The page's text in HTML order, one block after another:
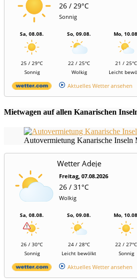
26 / 29°C
Sonnig
Sa, 08.08.
25 / 29°C
Sonnig
So, 09.08.
22 / 25°C
Wolkig
Mo,
21 / 25°C
Leicht
Aktuelles Wetter ansehen
Mietwagen auf allen Kanarischen
Autovermietung Kanarische Inseln
Wetter Adeje
Freitag, 07.08.2026
26 / 31°C
Wolkig
Sa, 08.08.
26 / 30°C
Sonnig
So, 09.08.
24 / 28°C
Leicht bewölkt
Mo,
22 / 27°C
Sonnig
Aktuelles Wetter ansehen